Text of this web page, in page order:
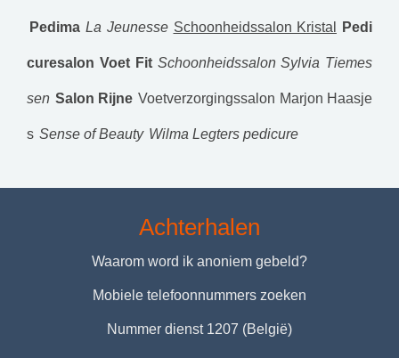
Pedima La Jeunesse Schoonheidssalon Kristal Pedi
curesalon Voet Fit Schoonheidssalon Sylvia Tiemes
sen Salon Rijne Voetverzorgingssalon Marjon Haasje
s Sense of Beauty Wilma Legters pedicure
Achterhalen
Waarom word ik anoniem gebeld?
Mobiele telefoonnummers zoeken
Nummer dienst 1207 (België)